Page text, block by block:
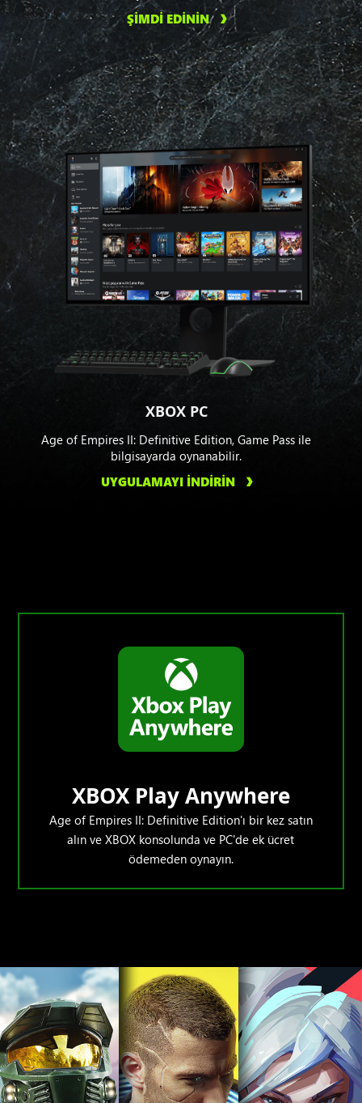
ŞİMDİ EDİNİN
XBOX PC
Age of Empires II: Definitive Edition, Game Pass ile
bilgisayarda oynanabilir.
UYGULAMAYI İNDİRİN
XBOX Play Anywhere
Age of Empires II: Definitive Edition'ı bir kez satın
alın ve XBOX konsolunda ve PC'de ek ücret
ödemeden oynayın.